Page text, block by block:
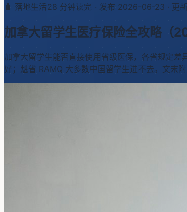
🧳 落地生活28 分钟读完 · 发布 2026-06-23 · 更新
加拿大留学生医疗保险全攻略（
加拿大留学生能否直接使用省级医保，各省规定
好；魁省 RAMQ 大多数中国留学生进不去。文末